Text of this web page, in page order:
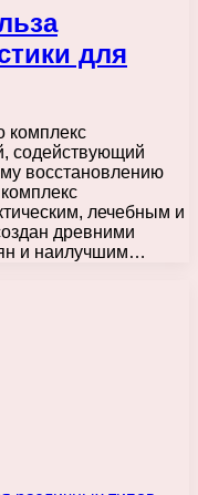
для
комплекс
содействующий
восстановлению
лечебным и
древними
и наилучшим…